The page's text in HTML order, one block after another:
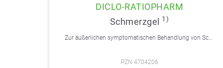
DICLO-RATIOPHARM
Schmerzgel
1)
Zur äußerlichen symptomatischen Behandlung von Schmerzen, Entzündungen und Schwellungen. Für Erwachsene und Jugendliche über 14 Jahre.
PZN 4704206